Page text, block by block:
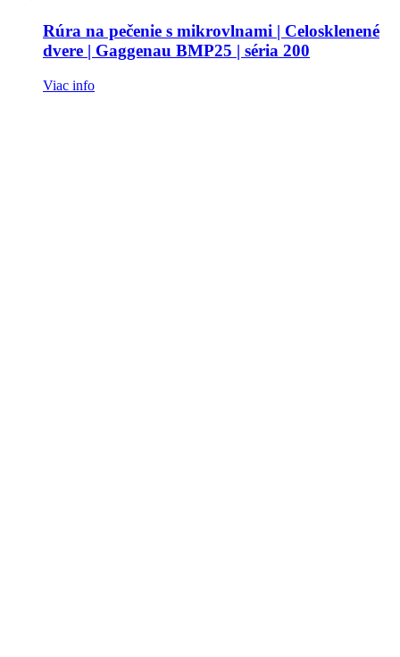
Rúra na pečenie s mikrovlnami | Celosklenené
dvere | Gaggenau BMP25 | séria 200
Viac info